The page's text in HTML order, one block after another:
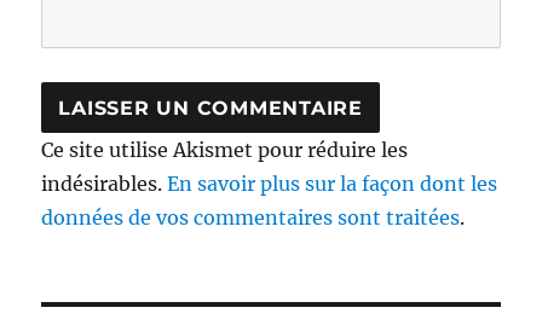
Ce site utilise Akismet pour réduire les
indésirables.En savoir plus sur la façon dont les
données de vos commentaires sont traitées.